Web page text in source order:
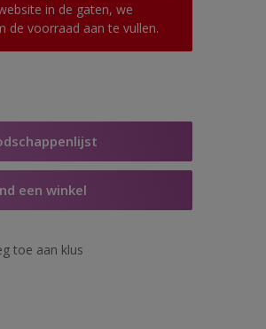
in de gaten, we
de voorraad aan te vullen.
een winkel
toe aan klus